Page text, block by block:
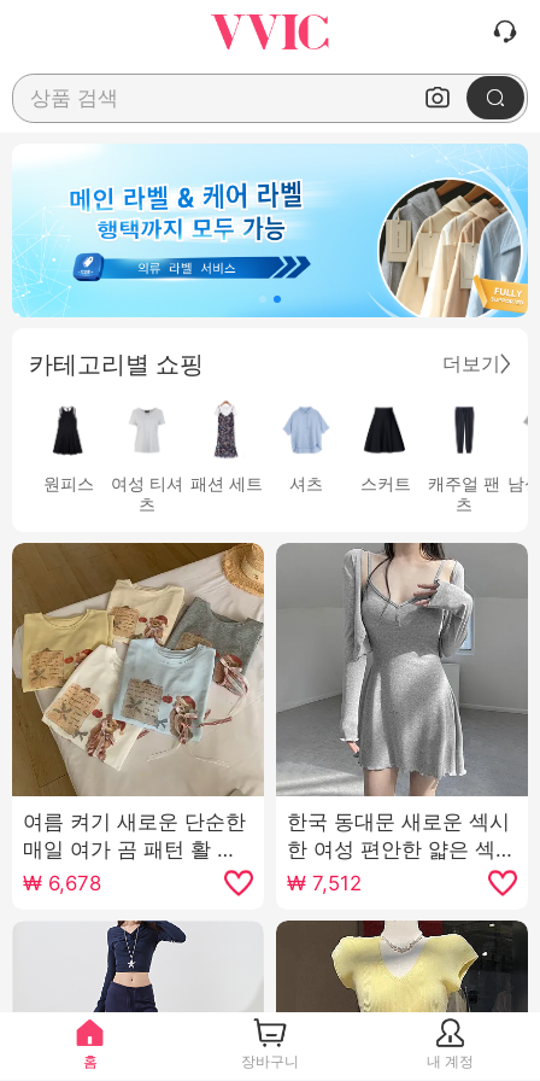
상품 검색
카테고리별 쇼핑 더보기
원피스
여성 티셔
츠
패션 세트 셔츠 스커트
캐주얼 팬
츠
남
여름 켜기 새로운 단순한
매일 여가 곰 패턴 활 느
슨한 틈새 시장 짧은 소매
티셔츠 한국어 버전 뜨개
₩ 6,678
한국 동대문 새로운 섹시
한 여성 편안한 얇은 섹션
자외선 차단제 작은 열림
셔츠 슬링 치마 정장 여자
₩7,512
홈 장바구니 내 계정